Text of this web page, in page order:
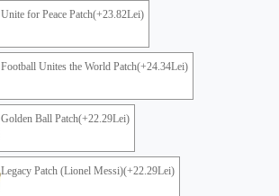
Unite for Peace Patch(+23.82Lei)
Football Unites the World Patch(+24.34Lei)
Golden Ball Patch(+22.29Lei)
Legacy Patch (Lionel Messi)(+22.29Lei)